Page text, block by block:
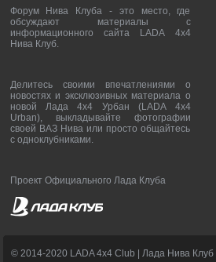
Форум Нива Клуба - это место, где
обсуждают материалы с
информационного сайта LADA 4x4
Нива Клуб.
Делитесь своими впечатлениями о
новостях и эксклюзивных материала о
новой Лада 4х4 Урбан (LADA 4x4
Urban), выкладывайте фотографии
своей ВАЗ Нива или просто общайтесь
с одноклубниками.
Проект Официального Лада Клуба
© 2014-2020 LADA 4x4 Club | Лада Нива Клуб |